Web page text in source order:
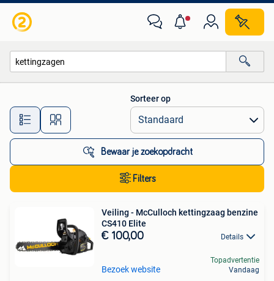
Alle afstanden…
Sorteer op
Bewaar je zoekopdracht
Filters
Veiling - McCulloch kettingzaag benzine
CS410 Elite
€ 100,00 Details
Bezoek website
Topadvertentie
Vandaag